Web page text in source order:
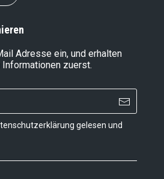
Adresse ein, und erhalten
zuerst.
gelesen und